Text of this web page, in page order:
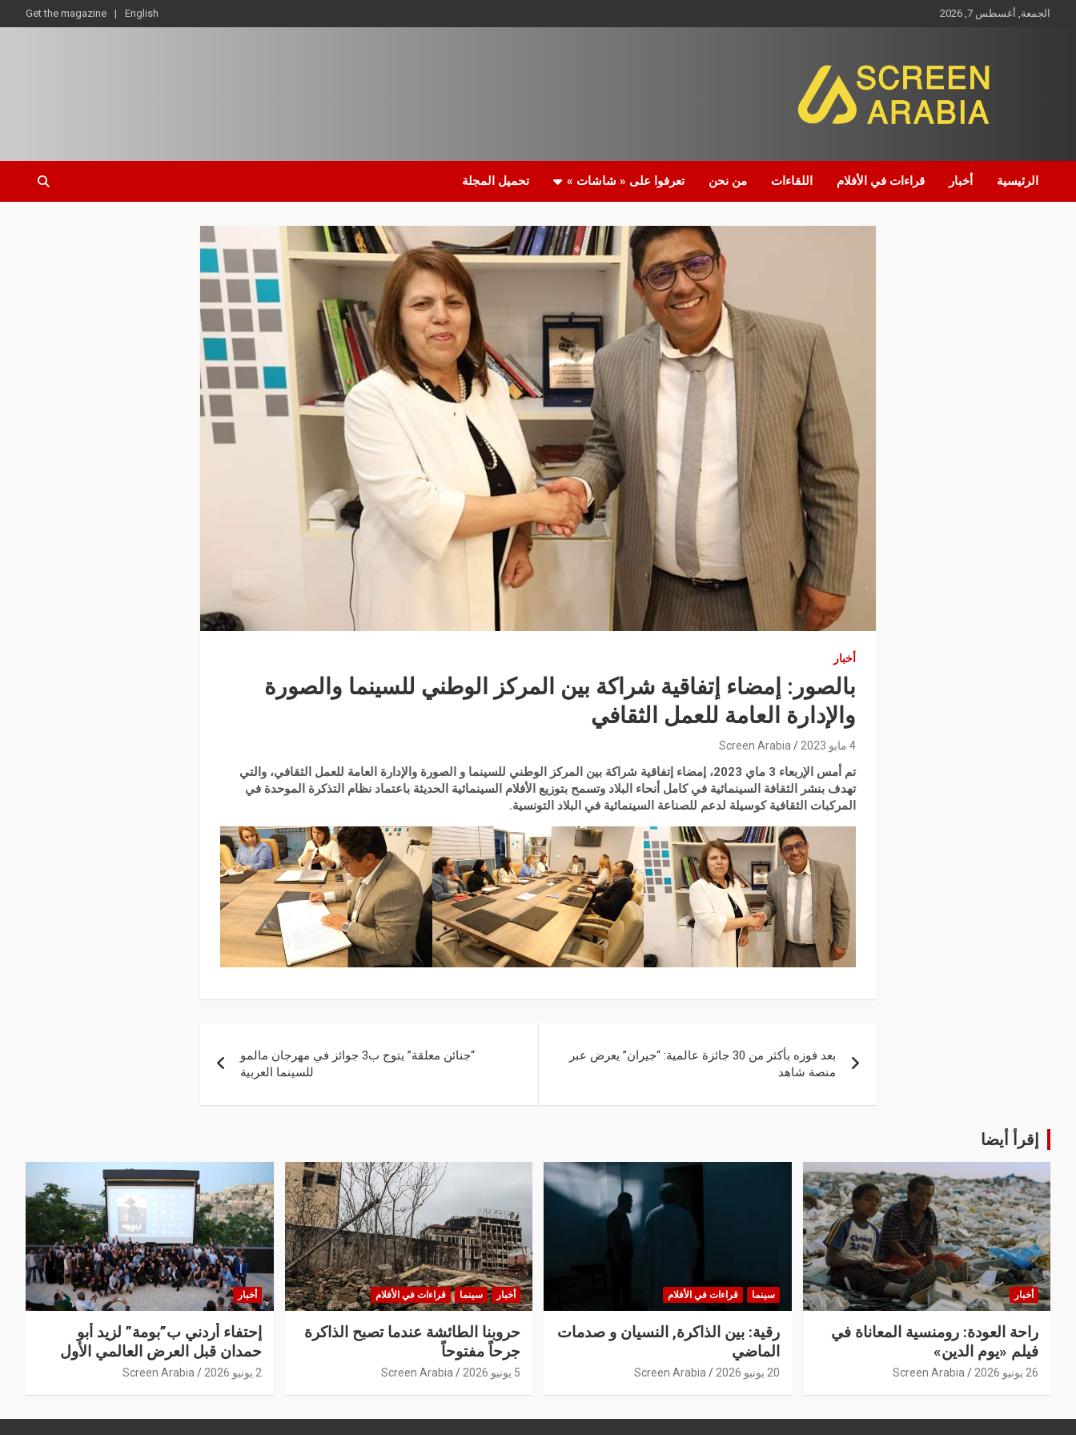
الجمعة, أغسطس 7, 2026 English
Get the magazine
Screen Arabia
الرئيسية أخبار قراءات في الأفلام اللقاءات من نحن تعرفوا على « شاشات » تحميل المجلة
أخبار
بالصور: إمضاء إتفاقية شراكة بين المركز الوطني للسينما والصورة
والإدارة العامة للعمل الثقافي
4 مايو 2023 Screen Arabia
تم أمس الإربعاء 3 ماي 2023، إمضاء إتفاقية شراكة بين المركز الوطني للسينما و الصورة والإدارة العامة للعمل الثقافي، والتي
تهدف بنشر الثقافة السينمائية في كامل أنحاء البلاد وتسمح بتوزيع الأفلام السينمائية الحديثة باعتماد نظام التذكرة الموحدة في
المركبات الثقافية كوسيلة لدعم للصناعة السينمائية في البلاد التونسية.
بعد فوزه بأكثر من 30 جائزة عالمية: “جيران” يعرض عبر
منصة شاهد
“جنائن معلقة” يتوج ب3 جوائز في مهرجان مالمو
للسينما العربية
إقرأ أيضا
أخبار
راحة العودة: رومنسية المعاناة في
فيلم «يوم الدين»
26 يونيو 2026 Screen Arabia
سينما قراءات في الأفلام
رقية: بين الذاكرة, النسيان و صدمات
الماضي
20 يونيو 2026 Screen Arabia
أخبار سينما قراءات في الأفلام
حروبنا الطائشة عندما تصبح الذاكرة
جرحاً مفتوحاً
5 يونيو 2026 Screen Arabia
أخبار
إحتفاء أردني ب”بومة” لزيد أبو
حمدان قبل العرض العالمي الأول
2 يونيو 2026 Screen Arabia